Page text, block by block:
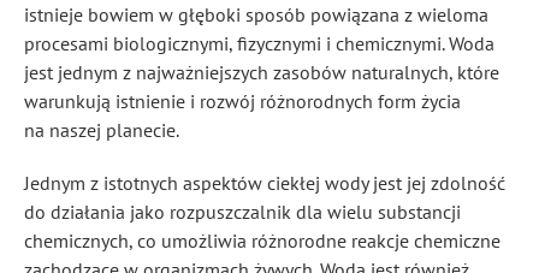
istnieje bowiem w głęboki sposób powiązana z wieloma
procesami biologicznymi, fizycznymi i chemicznymi. Woda
jest jednym z najważniejszych zasobów naturalnych, które
warunkują istnienie i rozwój różnorodnych form życia
na naszej planecie.
Jednym z istotnych aspektów ciekłej wody jest jej zdolność
do działania jako rozpuszczalnik dla wielu substancji
chemicznych, co umożliwia różnorodne reakcje chemiczne